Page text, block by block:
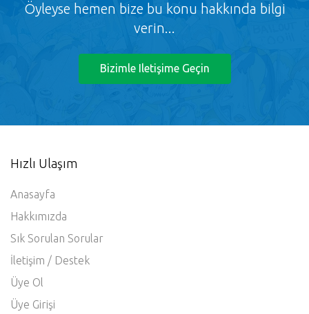
Öyleyse hemen bize bu konu hakkında bilgi
verin...
Bizimle Iletişime Geçin
Hızlı Ulaşım
Anasayfa
Hakkımızda
Sık Sorulan Sorular
İletişim / Destek
Üye Ol
Üye Girişi